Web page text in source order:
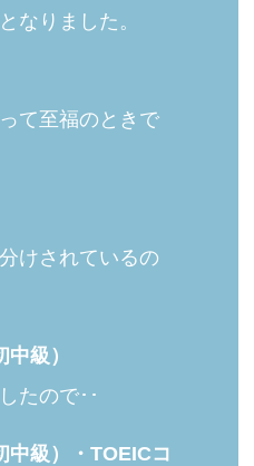
なりました。
て至福のときで
けされているの
級）
たので･･
級）・TOEICコ